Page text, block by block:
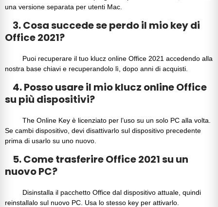
una versione separata per utenti Mac
3. Cosa succede se perdo il mio key di
Office 2021?
Puoi recuperare il tuo klucz online Office 2021 accedendo alla
nostra base chiavi e recuperandolo lì, dopo anni di acquisti.
4. Posso usare il mio klucz online Office
su più dispositivi?
The Online Key è licenziato per l’uso su un solo PC alla volta.
Se cambi dispositivo, devi disattivarlo sul dispositivo precedente
prima di usarlo su uno nuovo.
5. Come trasferire Office 2021 su un
nuovo PC?
Disinstalla il pacchetto Office dal dispositivo attuale, quindi
reinstallalo sul nuovo PC. Usa lo stesso key per attivarlo.